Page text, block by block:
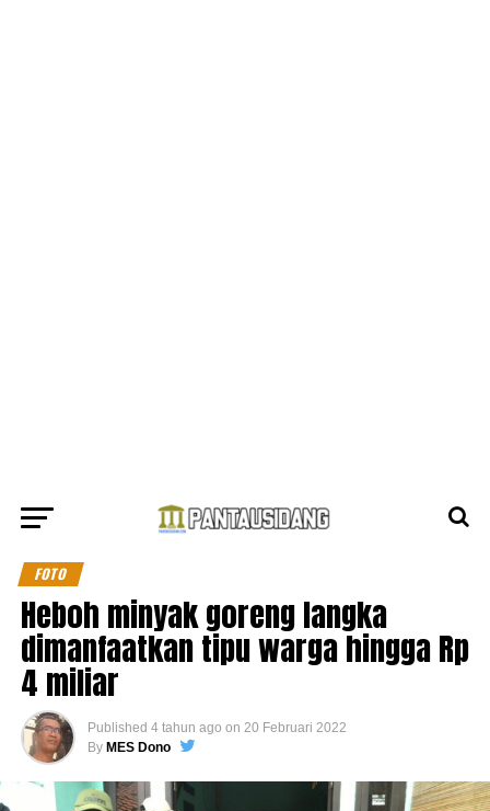
FOTO
Heboh minyak goreng langka
dimanfaatkan tipu warga hingga Rp
4 miliar
Published 4 tahun ago on 20 Februari 2022
By MES Dono